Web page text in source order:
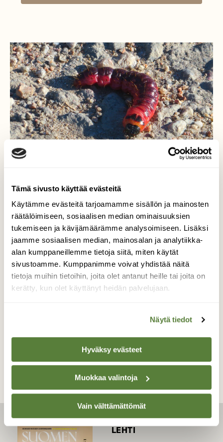
Tämä sivusto käyttää evästeitä
Käytämme evästeitä tarjoamamme sisällön ja mainosten
räätälöimiseen, sosiaalisen median ominaisuuksien
tukemiseen ja kävijämäärämme analysoimiseen. Lisäksi
jaamme sosiaalisen median, mainosalan ja analytiikka-
alan kumppaneillemme tietoja siitä, miten käytät
sivustoamme. Kumppanimme voivat yhdistää näitä
tietoja muihin tietoihin, joita olet antanut heille tai joita on
kerätty, kun olet käyttänyt heidän palvelujaan.
Näytä tiedot
Hyväksy evästeet
Muokkaa valintoja
Vain välttämättömät
Puuntuhoojan toukka tiellä
Puuntuhooja on hämärä- ja yöaktiivinen
perhonen, joka aiheuttaa haittoja metsissä
ja puutarhoissa. Perhosen kuvassa oleva
toukka erittää voimakasta tärpätinhajua.
Valokuvaaja: Risto Kangassalo, Hintsa, Raisio
19.9.2024
TAKAISIN LISTAAN
LEHTI